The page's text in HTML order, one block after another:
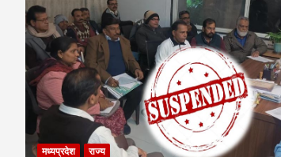
मध्यप्रदेश राज्य